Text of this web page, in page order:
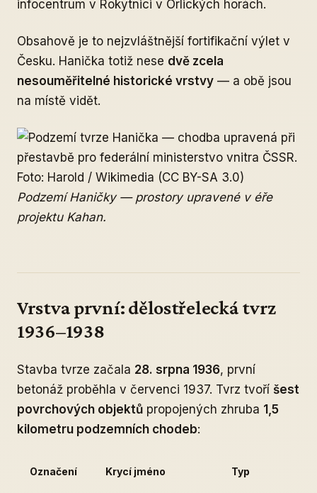
infocentrum v Rokytnici v Orlických horách.
Obsahově je to nejzvláštnější fortifikační výlet v
Česku. Hanička totiž nese dvě zcela
nesouměřitelné historické vrstvy — a obě jsou
na místě vidět.
Podzemí Haničky — prostory upravené v éře
projektu Kahan.
Vrstva první: dělostřelecká tvrz
1936–1938
Stavba tvrze začala 28. srpna 1936, první
betonáž proběhla v červenci 1937. Tvrz tvoří šest
povrchových objektů propojených zhruba 1,5
kilometru podzemních chodeb:
Označení Krycí jméno Typ